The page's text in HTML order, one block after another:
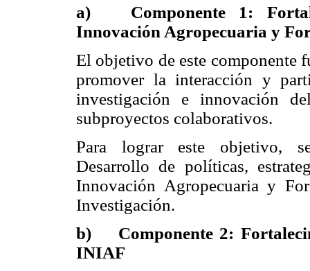
a)
Componente 1:
Innovación Agropecuaria y
El objetivo de este componente
promover la interacción y
investigación e innovación
subproyectos colaborativos.
Para lograr este objetivo,
Desarrollo de políticas,
Innovación Agropecuaria y
Investigación.
b)
Componente 2:
INIAF